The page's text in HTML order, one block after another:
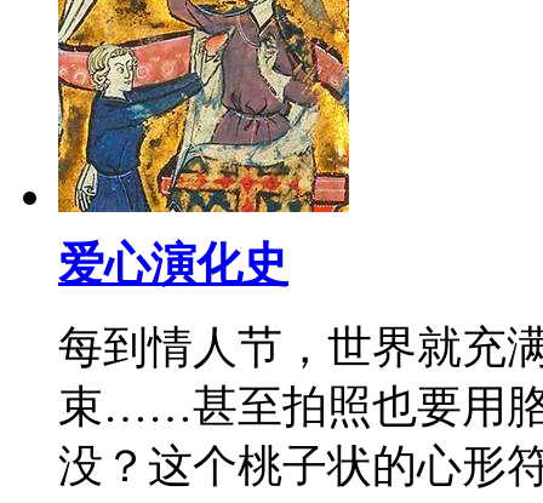
爱心演化史
每到情人节，世界就充
束……甚至拍照也要用
没？这个桃子状的心